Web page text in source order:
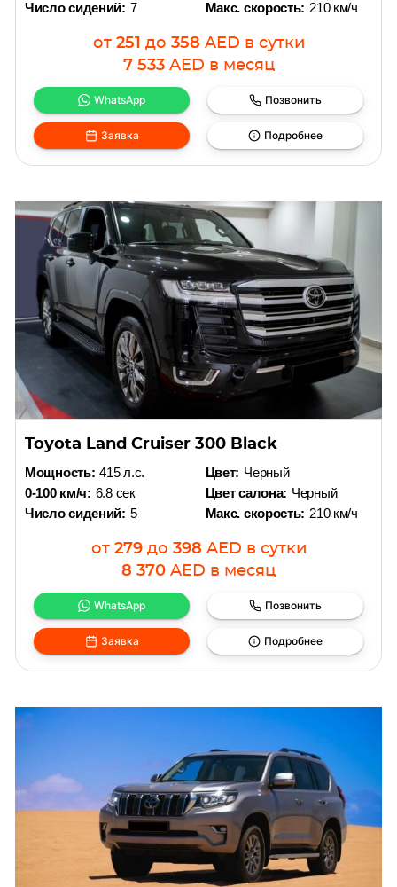
Число сидений: 7
Макс. скорость: 210 км/ч
от 251 до 358 AED в сутки
7 533 AED в месяц
WhatsApp Позвонить
Заявка Подробнее
Toyota Land Cruiser 300 Black
Мощность: 415 л.с.
0-100 км/ч: 6.8 сек
Число сидений: 5
Цвет: Черный
Цвет салона: Черный
Макс. скорость: 210 км/ч
от 279 до 398 AED в сутки
8 370 AED в месяц
WhatsApp Позвонить
Заявка Подробнее